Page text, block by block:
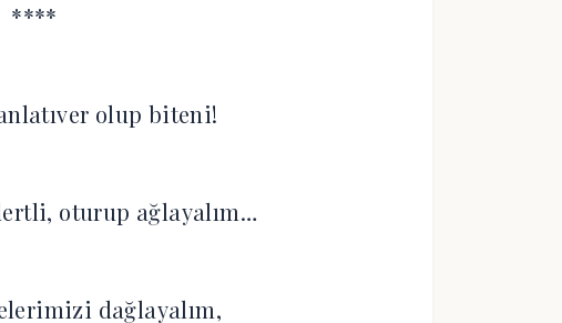
****
olup biteni!‎
oturup ağlayalım…‎
dağlayalım,‎